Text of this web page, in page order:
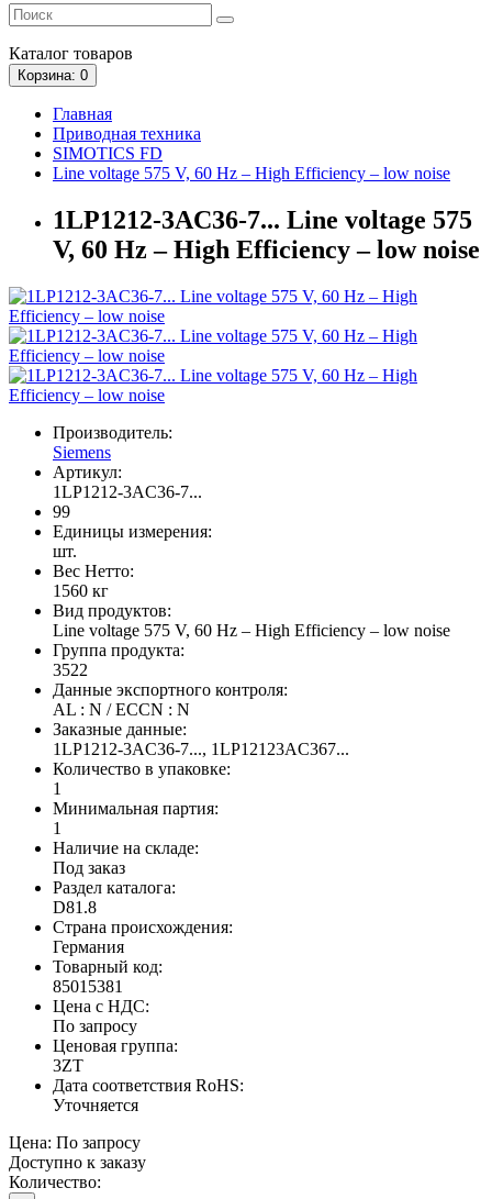
Каталог товаров
Корзина: 0
Главная
Приводная техника
SIMOTICS FD
Line voltage 575 V, 60 Hz – High Efficiency – low noise
1LP1212-3AC36-7... Line voltage 575
V, 60 Hz – High Efficiency – low noise
Производитель:
Siemens
Артикул:
1LP1212-3AC36-7...
99
Единицы измерения:
шт.
Вес Нетто:
1560 кг
Вид продуктов:
Line voltage 575 V, 60 Hz – High Efficiency – low noise
Группа продукта:
3522
Данные экспортного контроля:
AL : N / ECCN : N
Заказные данные:
1LP1212-3AC36-7..., 1LP12123AC367...
Количество в упаковке:
1
Минимальная партия:
1
Наличие на складе:
Под заказ
Раздел каталога:
D81.8
Страна происхождения:
Германия
Товарный код:
85015381
Цена с НДС:
По запросу
Ценовая группа:
3ZT
Дата соответствия RoHS:
Уточняется
Цена: По запросу
Доступно к заказу
Количество: